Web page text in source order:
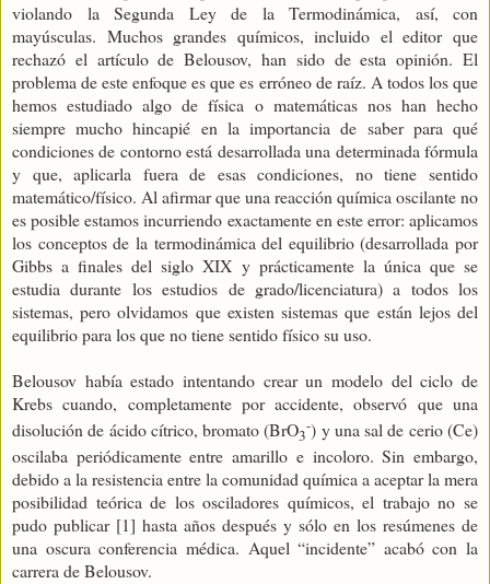
violando la Segunda Ley de la Termodinámica, así, con
mayúsculas. Muchos grandes químicos, incluido el editor que
rechazó el artículo de Belousov, han sido de esta opinión. El
problema de este enfoque es que es erróneo de raíz. A todos los que
hemos estudiado algo de física o matemáticas nos han hecho
siempre mucho hincapié en la importancia de saber para qué
condiciones de contorno está desarrollada una determinada fórmula
y que, aplicarla fuera de esas condiciones, no tiene sentido
matemático/físico. Al afirmar que una reacción química oscilante no
es posible estamos incurriendo exactamente en este error: aplicamos
los conceptos de la termodinámica del equilibrio (desarrollada por
Gibbs a finales del siglo XIX y prácticamente la única que se
estudia durante los estudios de grado/licenciatura) a todos los
sistemas, pero olvidamos que existen sistemas que están lejos del
equilibrio para los que no tiene sentido físico su uso.
Belousov había estado intentando crear un modelo del ciclo de
Krebs cuando, completamente por accidente, observó que una
disolución de ácido cítrico, bromato (BrO3
-) y una sal de cerio (Ce)
oscilaba periódicamente entre amarillo e incoloro. Sin embargo,
debido a la resistencia entre la comunidad química a aceptar la mera
posibilidad teórica de los osciladores químicos, el trabajo no se
pudo publicar [1] hasta años después y sólo en los resúmenes de
una oscura conferencia médica. Aquel “incidente” acabó con la
carrera de Belousov.